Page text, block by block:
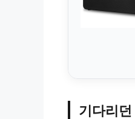
기다리